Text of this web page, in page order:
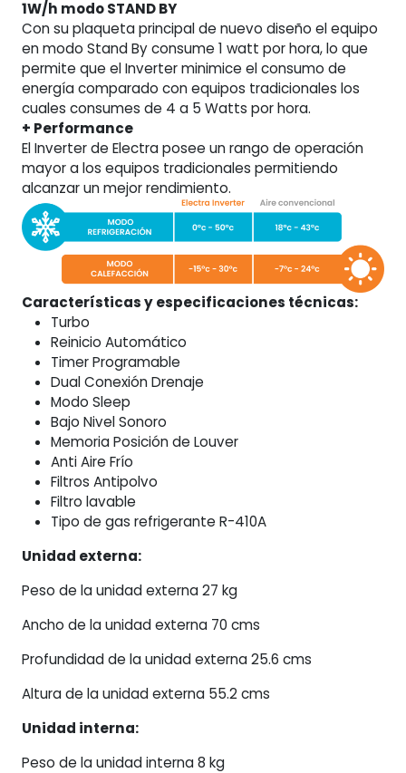
1W/h modo STAND BY
Con su plaqueta principal de nuevo diseño el equipo
en modo Stand By consume 1 watt por hora, lo que
permite que el Inverter minimice el consumo de
energía comparado con equipos tradicionales los
cuales consumes de 4 a 5 Watts por hora.
+ Performance
El Inverter de Electra posee un rango de operación
mayor a los equipos tradicionales permitiendo
alcanzar un mejor rendimiento.
Características y especificaciones técnicas:
Turbo
Reinicio Automático
Timer Programable
Dual Conexión Drenaje
Modo Sleep
Bajo Nivel Sonoro
Memoria Posición de Louver
Anti Aire Frío
Filtros Antipolvo
Filtro lavable
Tipo de gas refrigerante R-410A
Unidad externa:
Peso de la unidad externa 27 kg
Ancho de la unidad externa 70 cms
Profundidad de la unidad externa 25.6 cms
Altura de la unidad externa 55.2 cms
Unidad interna:
Peso de la unidad interna 8 kg